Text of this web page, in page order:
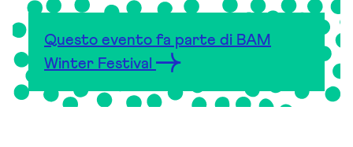
Questo evento fa parte di BAM
Winter Festival